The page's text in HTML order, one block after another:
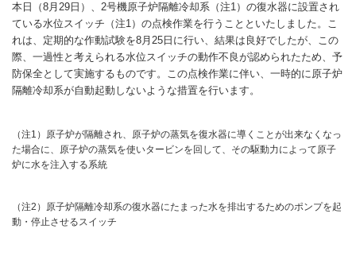
本日（8月29日）、2号機原子炉隔離冷却系（注1）の復水器に設置され
ている水位スイッチ（注1）の点検作業を行うことといたしました。こ
れは、定期的な作動試験を8月25日に行い、結果は良好でしたが、この
際、一過性と考えられる水位スイッチの動作不良が認められたため、予
防保全として実施するものです。この点検作業に伴い、一時的に原子炉
隔離冷却系が自動起動しないような措置を行います。
（注1）原子炉が隔離され、原子炉の蒸気を復水器に導くことが出来なくなっ
た場合に、原子炉の蒸気を使いタービンを回して、その駆動力によって原子
炉に水を注入する系統
（注2）原子炉隔離冷却系の復水器にたまった水を排出するためのポンプを起
動・停止させるスイッチ